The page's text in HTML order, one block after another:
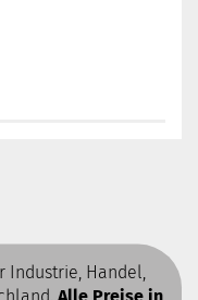
Industrie, Handel,
Alle Preise in